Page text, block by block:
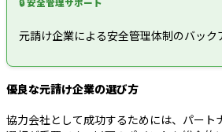
🔒 安全管理サポート
元請け企業による安全管理体制のバック
優良な元請け企業の選び方
協力会社として成功するためには、パート